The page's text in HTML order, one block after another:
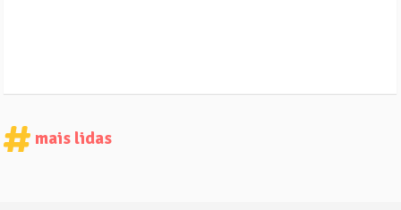
mais lidas